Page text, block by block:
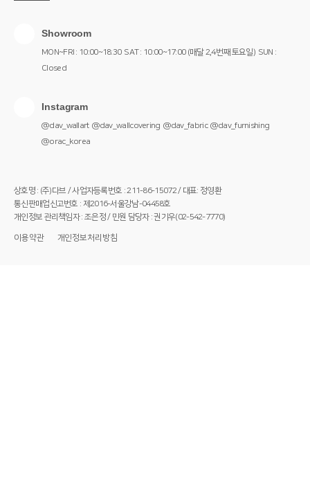
Showroom
MON~FRI : 10:00~18:30 SAT : 10:00~17:00 (매달 2,4번째 토요일) SUN :
Closed
Instagram
@dav_wallart @dav_wallcovering @dav_fabric @dav_furnishing
@orac_korea
상호명 : (주)다브 / 사업자등록번호 : 211-86-15072 / 대표: 정영환
통신판매업신고번호 : 제2016-서울강남-04458호
개인정보 관리책임자 : 조은정 / 민원 담당자 : 권기우(02-542-7770)
이용약관 개인정보처리방침